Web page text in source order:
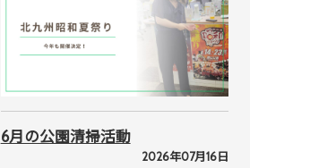
6月の公園清掃活動
2026年07月16日